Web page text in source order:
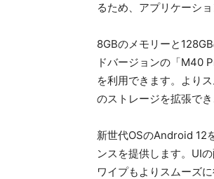
るため、アプリケーシ
8GBのメモリーと
ドバージョンの「M40
を利用できます。より
のストレージを拡張で
新世代OSのAndroid 12
ンスを提供します。UI
ワイプもよりスムーズ